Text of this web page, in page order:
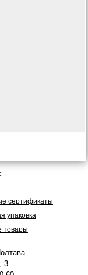
сертификаты
упаковка
товары
3